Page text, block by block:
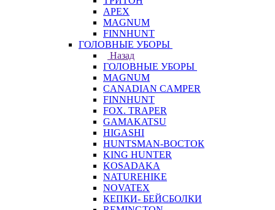
APEX
MAGNUM
FINNHUNT
ГОЛОВНЫЕ УБОРЫ
Назад
ГОЛОВНЫЕ УБОРЫ
MAGNUM
CANADIAN CAMPER
FINNHUNT
FOX. TRAPER
GAMAKATSU
HIGASHI
HUNTSMAN-ВОСТОК
KING HUNTER
KOSADAKA
NATUREHIKE
NOVATEX
КЕПКИ- БЕЙСБОЛКИ